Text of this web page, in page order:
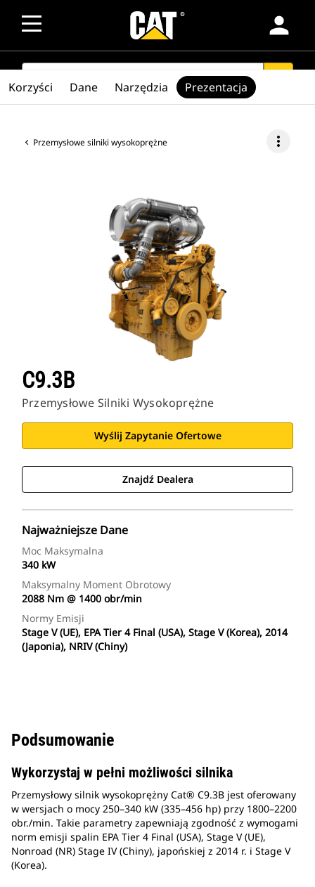
person
SEARCH
Przemysłowe silniki wysokoprężne more_vert
C9.3B
Przemysłowe Silniki Wysokoprężne
Wyślij Zapytanie Ofertowe
Znajdź Dealera
Najważniejsze Dane
Moc Maksymalna
340 kW
Maksymalny Moment Obrotowy
2088 Nm @ 1400 obr/min
Normy Emisji
Stage V (UE), EPA Tier 4 Final (USA), Stage V (Korea), 2014
(Japonia), NRIV (Chiny)
Korzyści Dane Narzędzia Prezentacja
Podsumowanie
Wykorzystaj w pełni możliwości silnika
Przemysłowy silnik wysokoprężny Cat® C9.3B jest oferowany
w wersjach o mocy 250–340 kW (335–456 hp) przy 1800–2200
obr./min. Takie parametry zapewniają zgodność z wymogami
norm emisji spalin EPA Tier 4 Final (USA), Stage V (UE),
Nonroad (NR) Stage IV (Chiny), japońskiej z 2014 r. i Stage V
(Korea).